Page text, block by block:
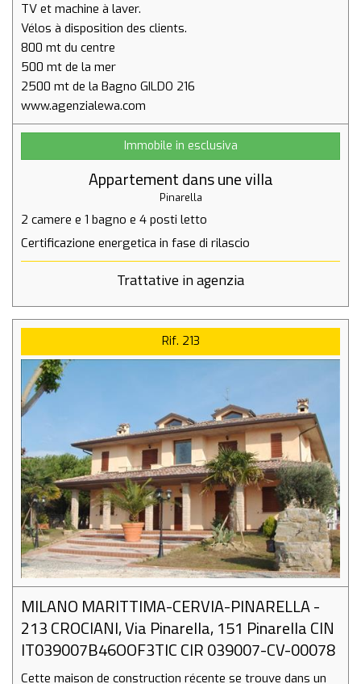
TV et machine à laver.
Vélos à disposition des clients.
800 mt du centre
500 mt de la mer
2500 mt de la Bagno GILDO 216
Immobile in esclusiva
Appartement dans une villa
Pinarella
2 camere e 1 bagno e 4 posti letto
Certificazione energetica in fase di rilascio
Trattative in agenzia
Rif. 213
MILANO MARITTIMA-CERVIA-PINARELLA -
213 CROCIANI, Via Pinarella, 151 Pinarella CIN
IT039007B46OOF3TIC CIR 039007-CV-00078
Cette maison de construction récente se trouve dans un